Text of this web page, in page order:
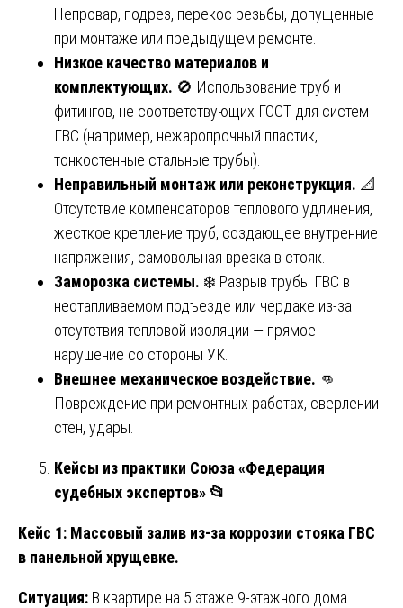
Непровар, подрез, перекос резьбы, допущенные
при монтаже или предыдущем ремонте.
Низкое качество материалов и
комплектующих. 🚫 Использование труб и
фитингов, не соответствующих ГОСТ для систем
ГВС (например, нежаропрочный пластик,
тонкостенные стальные трубы).
Неправильный монтаж или реконструкция. 📐
Отсутствие компенсаторов теплового удлинения,
жесткое крепление труб, создающее внутренние
напряжения, самовольная врезка в стояк.
Заморозка системы. ❄️ Разрыв трубы ГВС в
неотапливаемом подъезде или чердаке из-за
отсутствия тепловой изоляции — прямое
нарушение со стороны УК.
Внешнее механическое воздействие. 👊
Повреждение при ремонтных работах, сверлении
стен, удары.
Кейсы из практики Союза «Федерация
судебных экспертов» 📂
Кейс 1: Массовый залив из-за коррозии стояка ГВС
в панельной хрущевке.
Ситуация: В квартире на 5 этаже 9-этажного дома